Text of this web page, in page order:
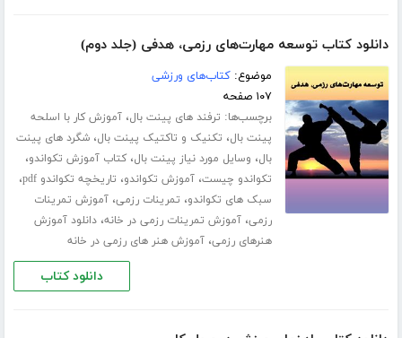
دانلود کتاب توسعه مهارت‌های رزمی، هدفی (جلد دوم)
موضوع:کتاب‌های ورزشی
۱۰۷ صفحه
برچسب‌ها: ترفند های پینت بال،آموزش کار با اسلحه
پینت بال، تکنیک و تاکتیک پینت بال،شگرد های پینت
بال، وسایل مورد نیاز پینت بال،کتاب آموزش تکواندو،
تکواندو چیست،آموزش تکواندو، تاریخچه تکواندو pdf ،
سبک های تکواندو، تمرینات رزمی،آموزش تمرینات
رزمی،آموزش تمرینات رزمی در خانه،دانلود آموزش
هنرهای رزمی،آموزش هنر های رزمی در خانه
دانلود کتاب